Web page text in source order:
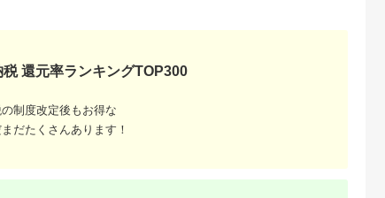
とプレミ
アム
出典：JALふるさと納税 出典：ふるラボ
出典：auPAYふるさと
還元率ランキングTOP300
制度改定後もお得な
だたくさんあります！